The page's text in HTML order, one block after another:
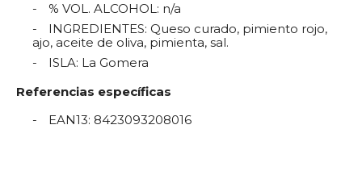
% VOL. ALCOHOL: n/a
INGREDIENTES: Queso curado, pimiento rojo,
ajo, aceite de oliva, pimienta, sal.
ISLA: La Gomera
Referencias específicas
EAN13: 8423093208016